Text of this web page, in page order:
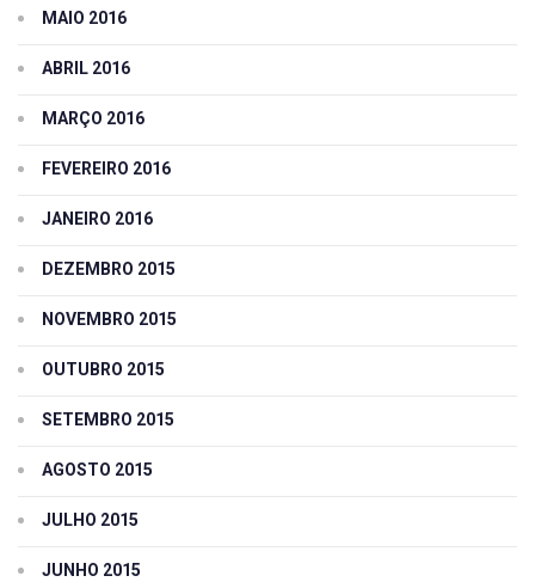
MAIO 2016
ABRIL 2016
MARÇO 2016
FEVEREIRO 2016
JANEIRO 2016
DEZEMBRO 2015
NOVEMBRO 2015
OUTUBRO 2015
SETEMBRO 2015
AGOSTO 2015
JULHO 2015
JUNHO 2015